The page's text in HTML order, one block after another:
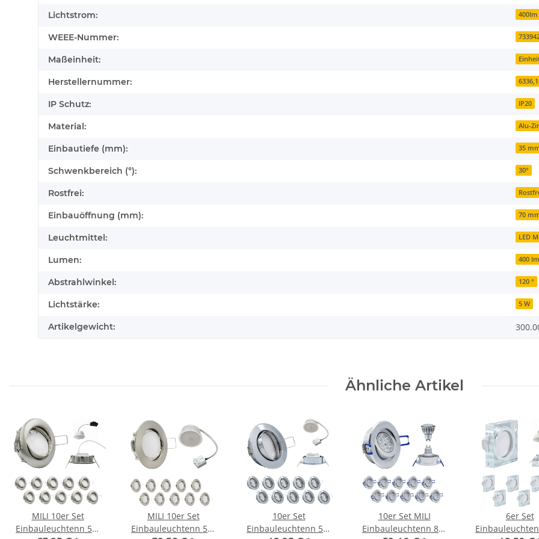
Lichtstrom: 400lm
WEEE-Nummer:
Maßeinheit:
Herstellernummer: 6336,1
IP Schutz: IP20
Material: Alu-
Einbautiefe (mm): 35
Schwenkbereich (°): 30°
Rostfrei:
Einbauöffnung (mm): 70
Leuchtmittel: LED
Lumen: 400 lm
Abstrahlwinkel: 120 °
Lichtstärke: 5 W
Artikelgewicht:
Ähnliche Artikel
MILI 10er Set
Einbauleuchtenn 5W
MILI 10er Set
Einbauleuchtenn 5W
10er Set
Einbauleuchtenn 5W
10er Set MILI
Einbauleuchtenn 8W
6er Set